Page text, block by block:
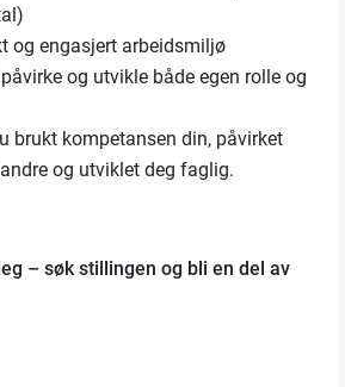
og engasjert arbeidsmiljø
og utvikle både egen rolle og
brukt kompetansen din, påvirket
og utviklet deg faglig.
– søk stillingen og bli en del av